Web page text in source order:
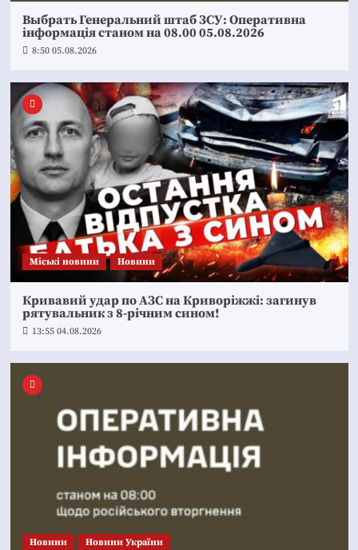
Выбрать Генеральний штаб ЗСУ: Оперативна
інформація станом на 08.00 05.08.2026
8:50 05.08.2026
Mіські новини Новини
Кривавий удар по АЗС на Криворіжжі: загинув
рятувальник з 8-річним сином!
13:55 04.08.2026
Новини Новини України